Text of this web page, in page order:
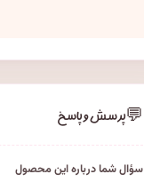
💬پرسش و پاسخ
سؤال شما درباره این محصول